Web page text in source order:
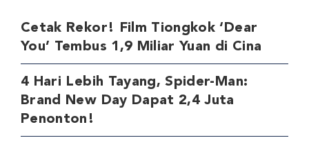
Cetak Rekor! Film Tiongkok ‘Dear
You’ Tembus 1,9 Miliar Yuan di Cina
4 Hari Lebih Tayang, Spider-Man:
Brand New Day Dapat 2,4 Juta
Penonton!